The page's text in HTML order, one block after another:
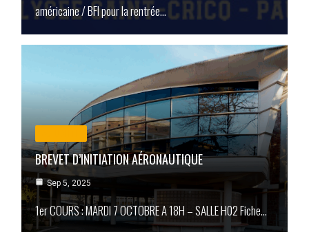
américaine / BFI pour la rentrée…
BREVET D’INITIATION AÉRONAUTIQUE
Sep 5, 2025
1er COURS : MARDI 7 OCTOBRE A 18H – SALLE H02 Fiche…